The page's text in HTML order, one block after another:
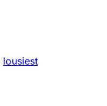
lousiest